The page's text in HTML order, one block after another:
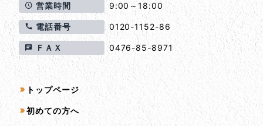
営業時間 9:00～18:00
電話番号 0120-1152-86
ＦＡＸ 0476-85-8971
サイトマップ
トップページ
初めての方へ